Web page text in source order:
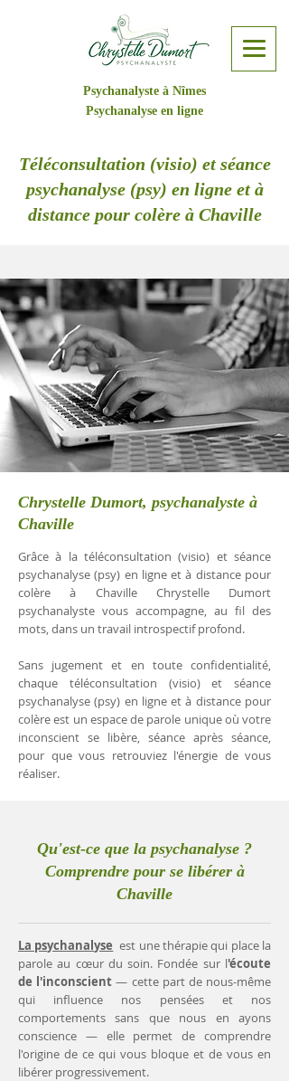
Psychanalyste à Nîmes
Psychanalyse en ligne
Téléconsultation (visio) et séance
psychanalyse (psy) en ligne et à
distance pour colère à Chaville
Chrystelle Dumort, psychanalyste à
Chaville
Grâce à la téléconsultation (visio) et séance
psychanalyse (psy) en ligne et à distance pour
colère à Chaville Chrystelle Dumort
psychanalyste vous accompagne, au fil des
mots, dans un travail introspectif profond.
Sans jugement et en toute confidentialité,
chaque téléconsultation (visio) et séance
psychanalyse (psy) en ligne et à distance pour
colère est un espace de parole unique où votre
inconscient se libère, séance après séance,
pour que vous retrouviez l'énergie de vous
réaliser.
Qu'est-ce que la psychanalyse ?
Comprendre pour se libérer à
Chaville
La psychanalyse est une thérapie qui place la
parole au cœur du soin. Fondée sur l'écoute
de l'inconscient— cette part de nous-même
qui influence nos pensées et nos
comportements sans que nous en ayons
conscience — elle permet de comprendre
l'origine de ce qui vous bloque et de vous en
libérer progressivement.